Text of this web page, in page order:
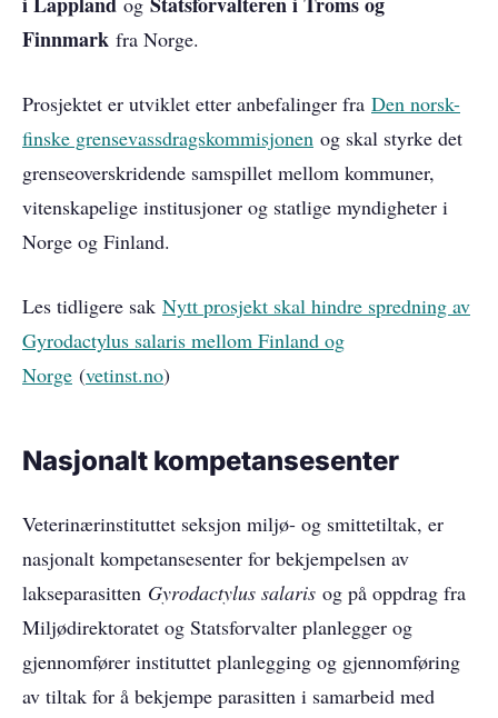
Finnmark fra Norge.
Prosjektet er utviklet etter anbefalinger fra Den norsk-
finske grensevassdragskommisjonen og skal styrke det
grenseoverskridende samspillet mellom kommuner,
vitenskapelige institusjoner og statlige myndigheter i
Norge og Finland.
Les tidligere sak Nytt prosjekt skal hindre spredning av
Gyrodactylus salaris mellom Finland og
Norge (vetinst.no)
Nasjonalt kompetansesenter
Veterinærinstituttet seksjon miljø- og smittetiltak, er
nasjonalt kompetansesenter for bekjempelsen av
lakseparasitten Gyrodactylus salaris og på oppdrag fra
Miljødirektoratet og Statsforvalter planlegger og
gjennomfører instituttet planlegging og gjennomføring
av tiltak for å bekjempe parasitten i samarbeid med